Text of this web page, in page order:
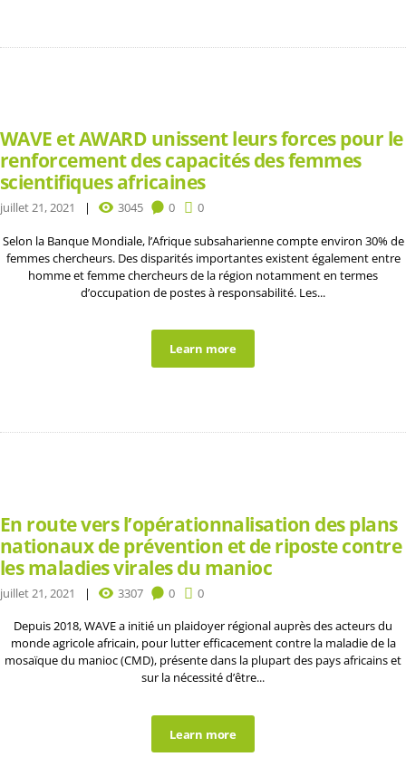
WAVE et AWARD unissent leurs forces pour le
renforcement des capacités des femmes
scientifiques africaines
juillet 21, 2021 3045 0 0
Selon la Banque Mondiale, l’Afrique subsaharienne compte environ 30% de
femmes chercheurs. Des disparités importantes existent également entre
homme et femme chercheurs de la région notamment en termes
d’occupation de postes à responsabilité. Les...
Learn more
En route vers l’opérationnalisation des plans
nationaux de prévention et de riposte contre
les maladies virales du manioc
juillet 21, 2021 3307 0 0
Depuis 2018, WAVE a initié un plaidoyer régional auprès des acteurs du
monde agricole africain, pour lutter efficacement contre la maladie de la
mosaïque du manioc (CMD), présente dans la plupart des pays africains et
sur la nécessité d’être...
Learn more